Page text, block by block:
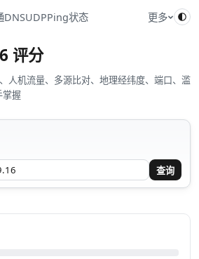
DNSUDPPing状态 更多
评分
人机流量、多源比对、地理经纬度、端口、滥
掌握
查询